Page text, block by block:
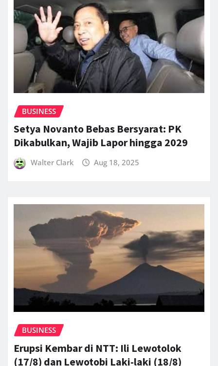
BUSINESS
Setya Novanto Bebas Bersyarat: PK
Dikabulkan, Wajib Lapor hingga 2029
Walter Clark Aug 18, 2025
BUSINESS
Erupsi Kembar di NTT: Ili Lewotolok
(17/8) dan Lewotobi Laki-laki (18/8)